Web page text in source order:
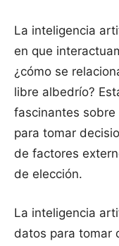
La inteligencia
en que
¿cómo se
libre albedrío?
fascinantes
para tomar
de factores
de elección.
La inteligencia
datos para tomar